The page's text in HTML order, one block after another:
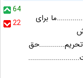
64
22
برای